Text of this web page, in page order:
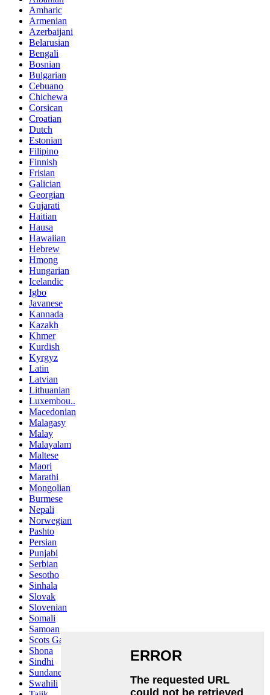
Amharic
Armenian
Azerbaijani
Belarusian
Bengali
Bosnian
Bulgarian
Cebuano
Chichewa
Corsican
Croatian
Dutch
Estonian
Filipino
Finnish
Frisian
Galician
Georgian
Gujarati
Haitian
Hausa
Hawaiian
Hebrew
Hmong
Hungarian
Icelandic
Igbo
Javanese
Kannada
Kazakh
Khmer
Kurdish
Kyrgyz
Latin
Latvian
Lithuanian
Luxembou..
Macedonian
Malagasy
Malay
Malayalam
Maltese
Maori
Marathi
Mongolian
Burmese
Nepali
Norwegian
Pashto
Persian
Punjabi
Serbian
Sesotho
Sinhala
Slovak
Slovenian
Somali
Samoan
Scots Gaelic
Shona
Sindhi
Sundanese
Swahili